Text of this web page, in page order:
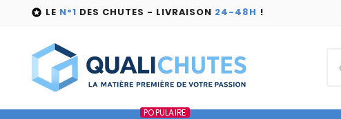
 LE N°1 DES CHUTES - LIVRAISON 24-48H !
POPULAIRE